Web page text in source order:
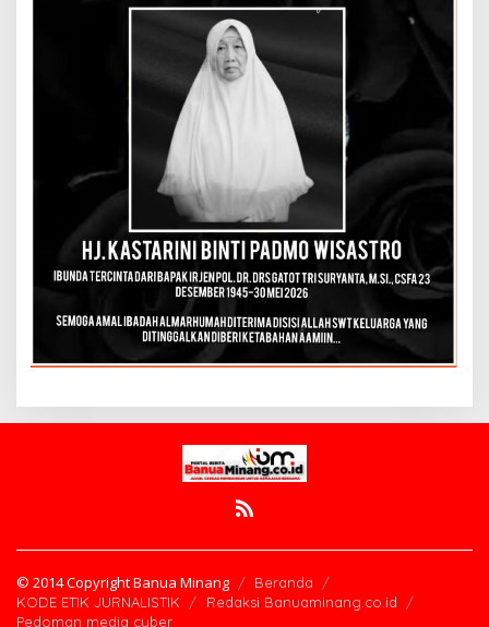
© 2014 Copyright Banua Minang
Beranda
KODE ETIK JURNALISTIK
Redaksi Banuaminang.co.id
Pedoman media cyber